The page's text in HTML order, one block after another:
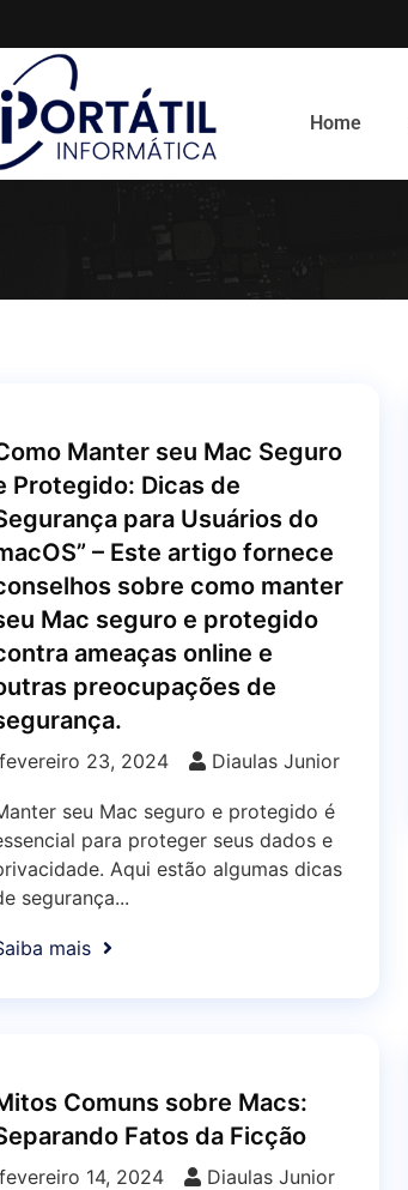
Home
Manter seu Mac Seguro
Protegido: Dicas de
para Usuários do
– Este artigo fornece
sobre como manter
Mac seguro e protegido
ameaças online e
preocupações de
fevereiro 23, 2024 Diaulas Junior
seu Mac seguro e protegido é
para proteger seus dados e
Aqui estão algumas dicas
segurança...
mais
Comuns sobre Macs:
Fatos da Ficção
fevereiro 14, 2024 Diaulas Junior